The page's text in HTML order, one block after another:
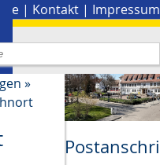
| Kontakt | Impressum
»